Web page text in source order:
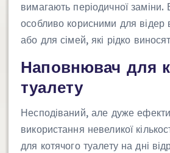
вимагають періодичної
особливо корисними для відер
або для сімей, які рідко
Наповнювач для
туалету
Несподіваний, але дуже
використання невеликої
для котячого туалету на дні